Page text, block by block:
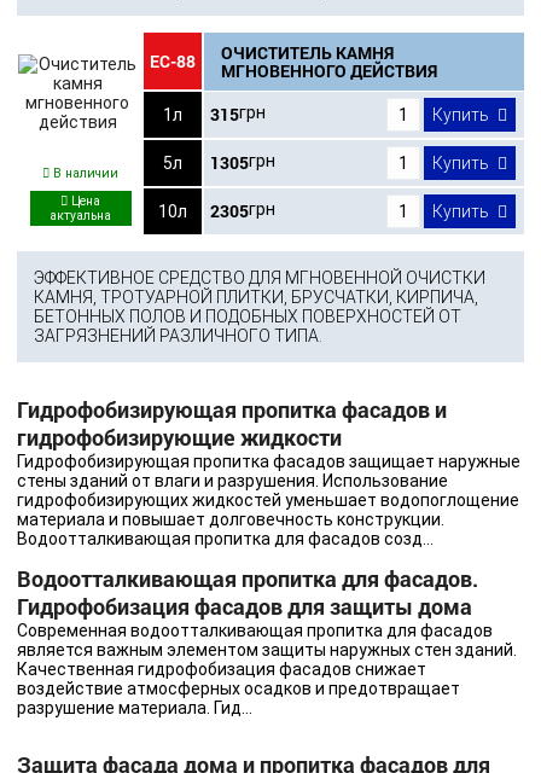
В наличии
ЕС-88 ОЧИСТИТЕЛЬ КАМНЯ
МГНОВЕННОГО ДЕЙСТВИЯ
1л 315грн Купить
5л 1305грн Купить
10л 2305грн Купить
ЭФФЕКТИВНОЕ СРЕДСТВО ДЛЯ МГНОВЕННОЙ ОЧИСТКИ
КАМНЯ, ТРОТУАРНОЙ ПЛИТКИ, БРУСЧАТКИ, КИРПИЧА,
БЕТОННЫХ ПОЛОВ И ПОДОБНЫХ ПОВЕРХНОСТЕЙ ОТ
ЗАГРЯЗНЕНИЙ РАЗЛИЧНОГО ТИПА.
Гидрофобизирующая пропитка фасадов и
гидрофобизирующие жидкости
Гидрофобизирующая пропитка фасадов защищает наружные
стены зданий от влаги и разрушения. Использование
гидрофобизирующих жидкостей уменьшает водопоглощение
материала и повышает долговечность конструкции.
Водоотталкивающая пропитка для фасадов созд...
Водоотталкивающая пропитка для фасадов.
Гидрофобизация фасадов для защиты дома
Современная водоотталкивающая пропитка для фасадов
является важным элементом защиты наружных стен зданий.
Качественная гидрофобизация фасадов снижает
воздействие атмосферных осадков и предотвращает
разрушение материала. Гид...
Защита фасада дома и пропитка фасадов для